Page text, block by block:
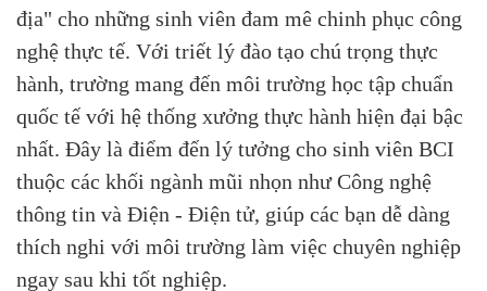
địa" cho những sinh viên đam mê chinh phục công
nghệ thực tế. Với triết lý đào tạo chú trọng thực
hành, trường mang đến môi trường học tập chuẩn
quốc tế với hệ thống xưởng thực hành hiện đại bậc
nhất. Đây là điểm đến lý tưởng cho sinh viên BCI
thuộc các khối ngành mũi nhọn như Công nghệ
thông tin và Điện - Điện tử, giúp các bạn dễ dàng
thích nghi với môi trường làm việc chuyên nghiệp
ngay sau khi tốt nghiệp.